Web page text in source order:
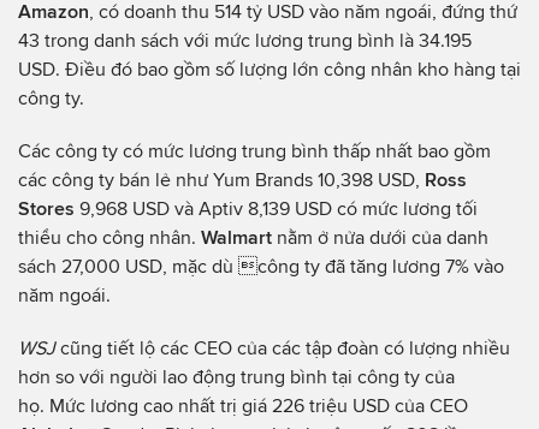
Amazon , có doanh thu 514 tỷ USD vào năm ngoái, đứng thứ
43 trong danh sách với mức lương trung bình là 34.195
USD. Điều đó bao gồm số lượng lớn công nhân kho hàng tại
công ty.
Các công ty có mức lương trung bình thấp nhất bao gồm
các công ty bán lẻ như Yum Brands 10,398 USD, Ross
Stores 9,968 USD và Aptiv 8,139 USD có mức lương tối
thiểu cho công nhân. Walmart nằm ở nửa dưới của danh
sách 27,000 USD, mặc dù công ty đã tăng lương 7% vào
năm ngoái.
WSJcũng tiết lộ các CEO của các tập đoàn có lượng nhiều
hơn so với người lao động trung bình tại công ty của
họ. Mức lương cao nhất trị giá 226 triệu USD của CEO